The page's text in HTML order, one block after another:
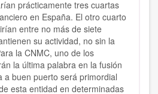
prácticamente tres cuartas
en España. El otro cuarto
entre no más de siete
su actividad, no sin la
la CNMC, uno de los
la última palabra en la fusión
a buen puerto será primordial
esta entidad en determinadas